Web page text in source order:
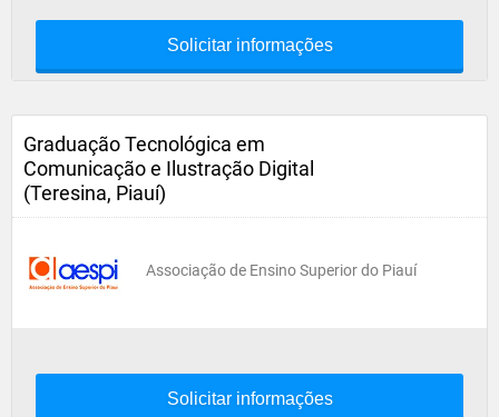
Solicitar informações
Graduação Tecnológica em
Comunicação e Ilustração Digital
(Teresina, Piauí)
Associação de Ensino Superior do Piauí
Solicitar informações